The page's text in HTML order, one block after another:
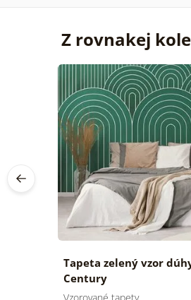
Z rovnakej
Tapeta zelený vzor
Century